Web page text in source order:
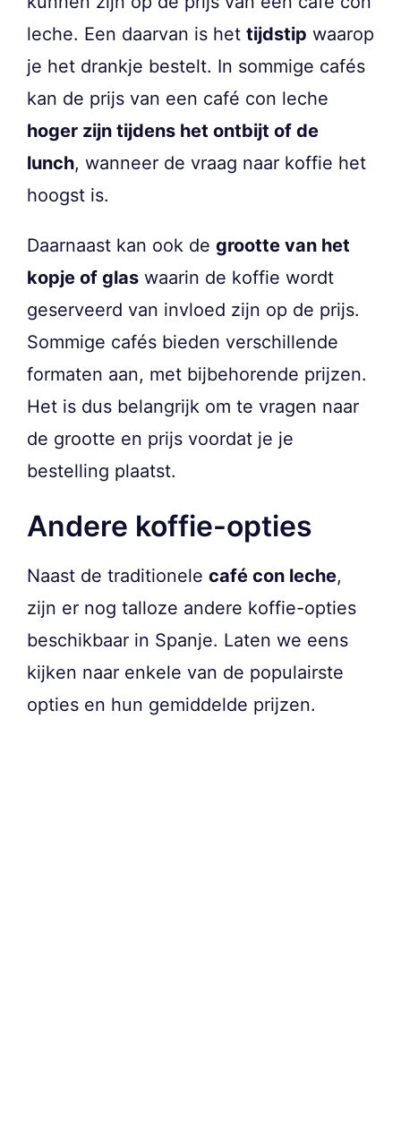
leche. Een daarvan is het tijdstip waarop
je het drankje bestelt. In sommige cafés
kan de prijs van een café con leche
hoger zijn tijdens het ontbijt of de
lunch, wanneer de vraag naar koffie het
hoogst is.
Daarnaast kan ook de grootte van het
kopje of glas waarin de koffie wordt
geserveerd van invloed zijn op de prijs.
Sommige cafés bieden verschillende
formaten aan, met bijbehorende prijzen.
Het is dus belangrijk om te vragen naar
de grootte en prijs voordat je je
bestelling plaatst.
Andere koffie-opties
Naast de traditionele café con leche,
zijn er nog talloze andere koffie-opties
beschikbaar in Spanje. Laten we eens
kijken naar enkele van de populairste
opties en hun gemiddelde prijzen.